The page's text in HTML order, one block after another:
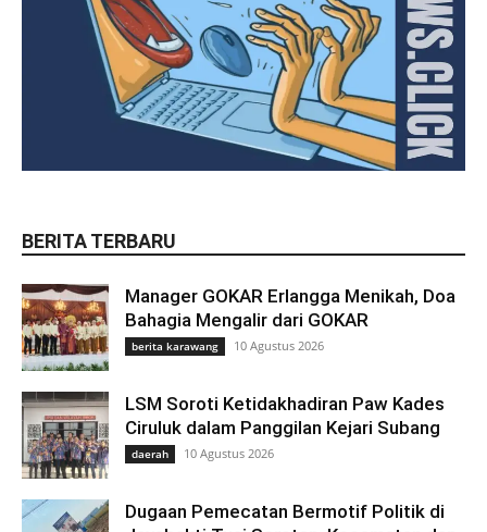
BERITA TERBARU
Manager GOKAR Erlangga Menikah, Doa
Bahagia Mengalir dari GOKAR
berita karawang 10 Agustus 2026
LSM Soroti Ketidakhadiran Paw Kades
Ciruluk dalam Panggilan Kejari Subang
daerah 10 Agustus 2026
Dugaan Pemecatan Bermotif Politik di